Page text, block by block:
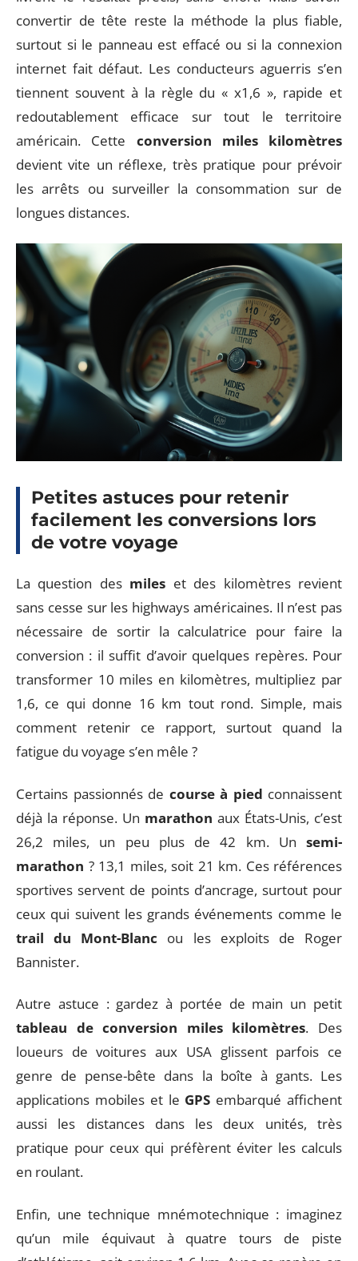
convertir de tête reste la méthode la plus fiable,
surtout si le panneau est effacé ou si la connexion
internet fait défaut. Les conducteurs aguerris s’en
tiennent souvent à la règle du « x1,6 », rapide et
redoutablement efficace sur tout le territoire
américain. Cette conversion miles kilomètres
devient vite un réflexe, très pratique pour prévoir
les arrêts ou surveiller la consommation sur de
longues distances.
Petites astuces pour retenir
facilement les conversions lors
de votre voyage
La question des miles et des kilomètres revient
sans cesse sur les highways américaines. Il n’est pas
nécessaire de sortir la calculatrice pour faire la
conversion : il suffit d’avoir quelques repères. Pour
transformer 10 miles en kilomètres, multipliez par
1,6, ce qui donne 16 km tout rond. Simple, mais
comment retenir ce rapport, surtout quand la
fatigue du voyage s’en mêle ?
Certains passionnés de course à pied connaissent
déjà la réponse. Un marathon aux États-Unis, c’est
26,2 miles, un peu plus de 42 km. Un semi-
marathon ? 13,1 miles, soit 21 km. Ces références
sportives servent de points d’ancrage, surtout pour
ceux qui suivent les grands événements comme le
trail du Mont-Blanc ou les exploits de Roger
Bannister.
Autre astuce : gardez à portée de main un petit
tableau de conversion miles kilomètres. Des
loueurs de voitures aux USA glissent parfois ce
genre de pense-bête dans la boîte à gants. Les
applications mobiles et le GPS embarqué affichent
aussi les distances dans les deux unités, très
pratique pour ceux qui préfèrent éviter les calculs
en roulant.
Enfin, une technique mnémotechnique : imaginez
qu’un mile équivaut à quatre tours de piste